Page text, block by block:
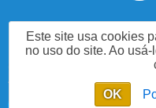
Enviar mensagem
Me Chame no
Este site usa cookies
no uso do site. Ao
OK